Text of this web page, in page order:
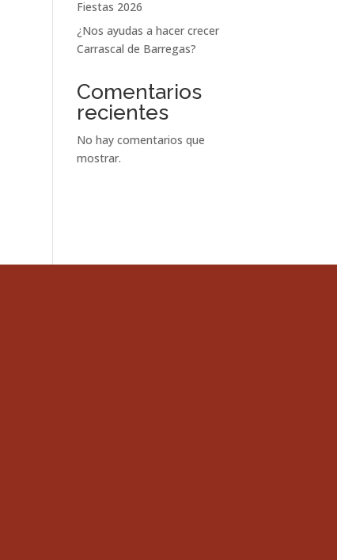
Fiestas 2026
¿Nos ayudas a hacer crecer
Carrascal de Barregas?
Comentarios
recientes
No hay comentarios que
mostrar.